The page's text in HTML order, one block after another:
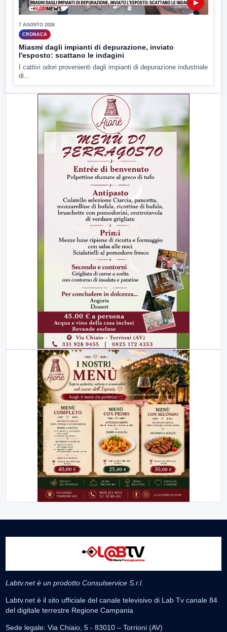
▶
7 AGOSTO 2026
CRONACA
Miasmi dagli impianti di depurazione, inviato
l'esposto: scattano le indagini
I cattivi odori provenienti dagli impianti di depurazione industriale
di...
Labtv.net è un prodotto Consulservice S.r.l.
Labtv.net è il sito ufficiale del canale televisivo di Lab Tv canale 84
del digitale terrestre Regione Campania
Sede legale: Via Chiaio, 5 - 83010 – Torrioni (AV)